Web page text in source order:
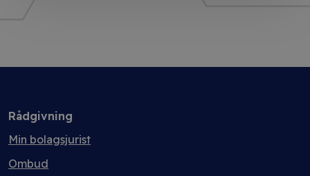
Rådgivning
Min bolagsjurist
Ombud